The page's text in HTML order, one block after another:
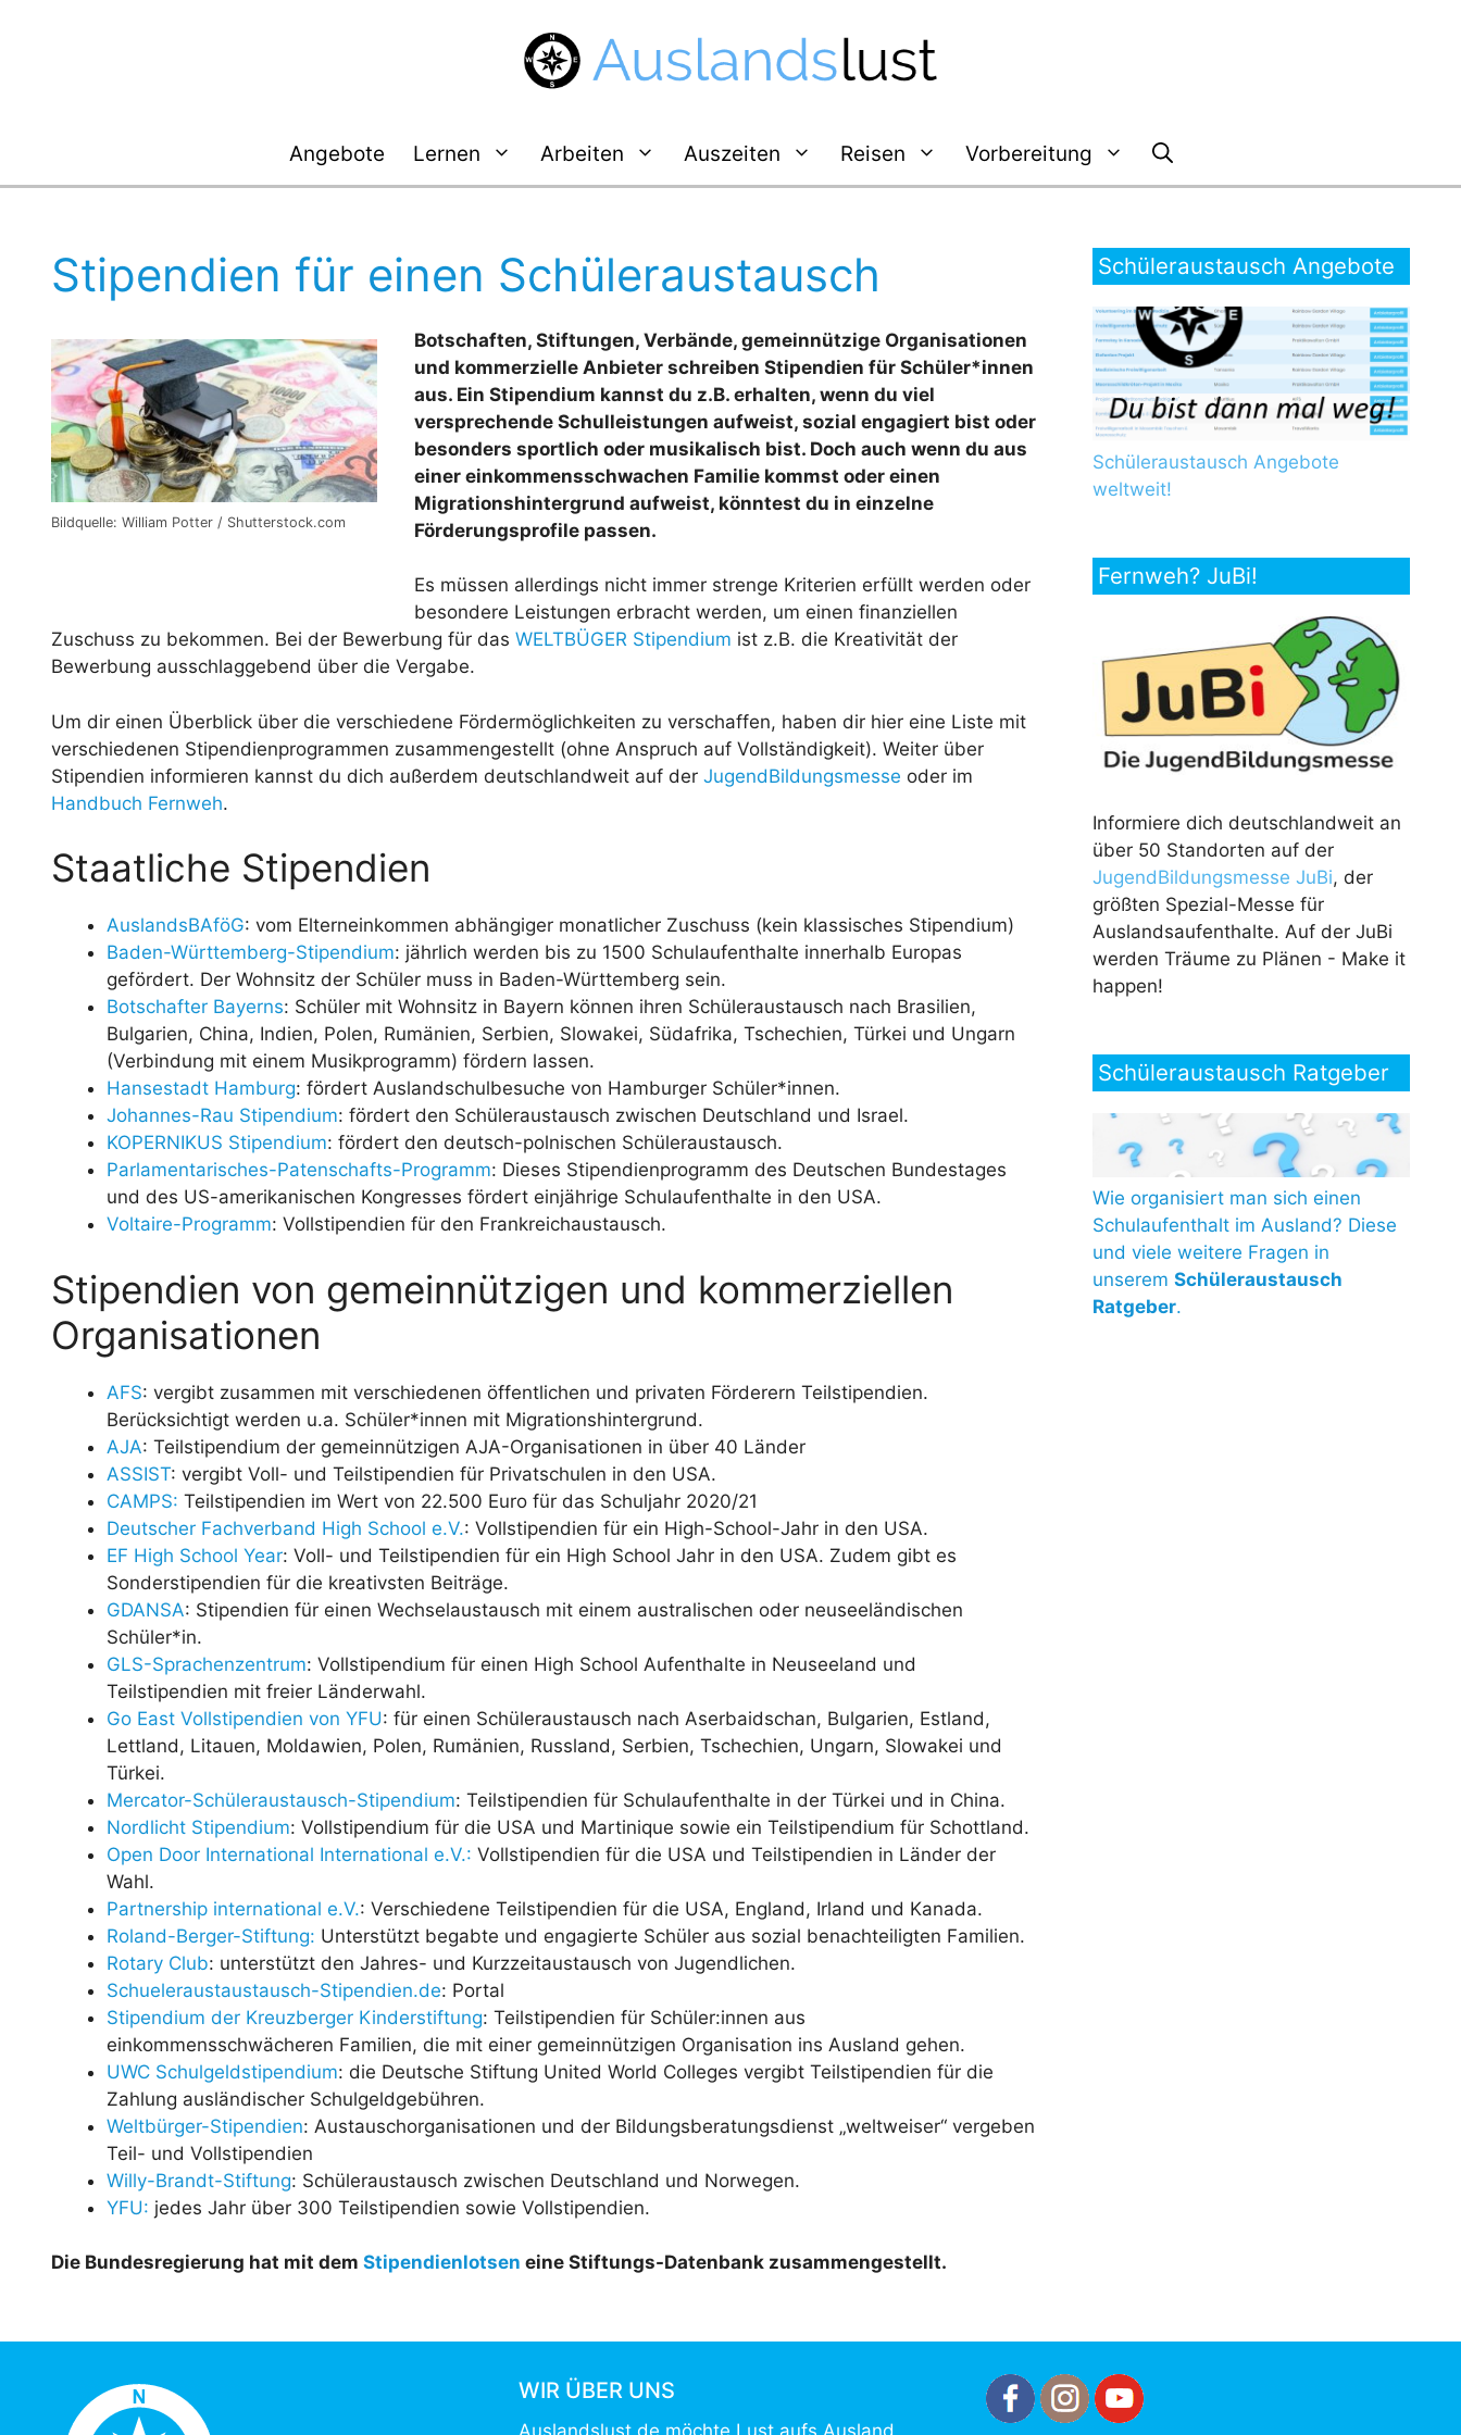
Angebote Lernen Arbeiten Auszeiten Reisen Vorbereitung
Stipendien für einen Schüleraustausch
Bildquelle: William Potter / Shutterstock.com
Botschaften, Stiftungen, Verbände, gemeinnützige Organisationen
und kommerzielle Anbieter schreiben Stipendien für Schüler*innen
aus. Ein Stipendium kannst du z.B. erhalten, wenn du viel
versprechende Schulleistungen aufweist, sozial engagiert bist oder
besonders sportlich oder musikalisch bist. Doch auch wenn du aus
einer einkommensschwachen Familie kommst oder einen
Migrationshintergrund aufweist, könntest du in einzelne
Förderungsprofile passen.
Es müssen allerdings nicht immer strenge Kriterien erfüllt werden oder
besondere Leistungen erbracht werden, um einen finanziellen
Zuschuss zu bekommen. Bei der Bewerbung für das WELTBÜGER Stipendium ist z.B. die Kreativität der
Bewerbung ausschlaggebend über die Vergabe.
Um dir einen Überblick über die verschiedene Fördermöglichkeiten zu verschaffen, haben dir hier eine Liste mit
verschiedenen Stipendienprogrammen zusammengestellt (ohne Anspruch auf Vollständigkeit). Weiter über
Stipendien informieren kannst du dich außerdem deutschlandweit auf der JugendBildungsmesse oder im
Handbuch Fernweh.
Staatliche Stipendien
AuslandsBAföG: vom Elterneinkommen abhängiger monatlicher Zuschuss (kein klassisches Stipendium)
Baden-Württemberg-Stipendium: jährlich werden bis zu 1500 Schulaufenthalte innerhalb Europas
gefördert. Der Wohnsitz der Schüler muss in Baden-Württemberg sein.
Botschafter Bayerns: Schüler mit Wohnsitz in Bayern können ihren Schüleraustausch nach Brasilien,
Bulgarien, China, Indien, Polen, Rumänien, Serbien, Slowakei, Südafrika, Tschechien, Türkei und Ungarn
(Verbindung mit einem Musikprogramm) fördern lassen.
Hansestadt Hamburg: fördert Auslandschulbesuche von Hamburger Schüler*innen.
Johannes-Rau Stipendium: fördert den Schüleraustausch zwischen Deutschland und Israel.
KOPERNIKUS Stipendium: fördert den deutsch-polnischen Schüleraustausch.
Parlamentarisches-Patenschafts-Programm: Dieses Stipendienprogramm des Deutschen Bundestages
und des US-amerikanischen Kongresses fördert einjährige Schulaufenthalte in den USA.
Voltaire-Programm: Vollstipendien für den Frankreichaustausch.
Stipendien von gemeinnützigen und kommerziellen
Organisationen
AFS: vergibt zusammen mit verschiedenen öffentlichen und privaten Förderern Teilstipendien.
Berücksichtigt werden u.a. Schüler*innen mit Migrationshintergrund.
AJA: Teilstipendium der gemeinnützigen AJA-Organisationen in über 40 Länder
ASSIST: vergibt Voll- und Teilstipendien für Privatschulen in den USA.
CAMPS: Teilstipendien im Wert von 22.500 Euro für das Schuljahr 2020/21
Deutscher Fachverband High School e.V.: Vollstipendien für ein High-School-Jahr in den USA.
EF High School Year: Voll- und Teilstipendien für ein High School Jahr in den USA. Zudem gibt es
Sonderstipendien für die kreativsten Beiträge.
GDANSA: Stipendien für einen Wechselaustausch mit einem australischen oder neuseeländischen
Schüler*in.
GLS-Sprachenzentrum: Vollstipendium für einen High School Aufenthalte in Neuseeland und
Teilstipendien mit freier Länderwahl.
Go East Vollstipendien von YFU: für einen Schüleraustausch nach Aserbaidschan, Bulgarien, Estland,
Lettland, Litauen, Moldawien, Polen, Rumänien, Russland, Serbien, Tschechien, Ungarn, Slowakei und
Türkei.
Mercator-Schüleraustausch-Stipendium: Teilstipendien für Schulaufenthalte in der Türkei und in China.
Nordlicht Stipendium: Vollstipendium für die USA und Martinique sowie ein Teilstipendium für Schottland.
Open Door International International e.V.: Vollstipendien für die USA und Teilstipendien in Länder der
Wahl.
Partnership international e.V.: Verschiedene Teilstipendien für die USA, England, Irland und Kanada.
Roland-Berger-Stiftung: Unterstützt begabte und engagierte Schüler aus sozial benachteiligten Familien.
Rotary Club: unterstützt den Jahres- und Kurzzeitaustausch von Jugendlichen.
Schueleraustaustausch-Stipendien.de: Portal
Stipendium der Kreuzberger Kinderstiftung: Teilstipendien für Schüler:innen aus
einkommensschwächeren Familien, die mit einer gemeinnützigen Organisation ins Ausland gehen.
UWC Schulgeldstipendium: die Deutsche Stiftung United World Colleges vergibt Teilstipendien für die
Zahlung ausländischer Schulgeldgebühren.
Weltbürger-Stipendien: Austauschorganisationen und der Bildungsberatungsdienst „weltweiser“ vergeben
Teil- und Vollstipendien
Willy-Brandt-Stiftung: Schüleraustausch zwischen Deutschland und Norwegen.
YFU: jedes Jahr über 300 Teilstipendien sowie Vollstipendien.
Die Bundesregierung hat mit dem Stipendienlotsen eine Stiftungs-Datenbank zusammengestellt.
Schüleraustausch Angebote
Schüleraustausch Angebote
weltweit!
Fernweh? JuBi!
Informiere dich deutschlandweit an
über 50 Standorten auf der
JugendBildungsmesse JuBi, der
größten Spezial-Messe für
Auslandsaufenthalte. Auf der JuBi
werden Träume zu Plänen - Make it
happen!
Schüleraustausch Ratgeber
Wie organisiert man sich einen
Schulaufenthalt im Ausland? Diese
und viele weitere Fragen in
unserem Schüleraustausch
Ratgeber.
WIR ÜBER UNS